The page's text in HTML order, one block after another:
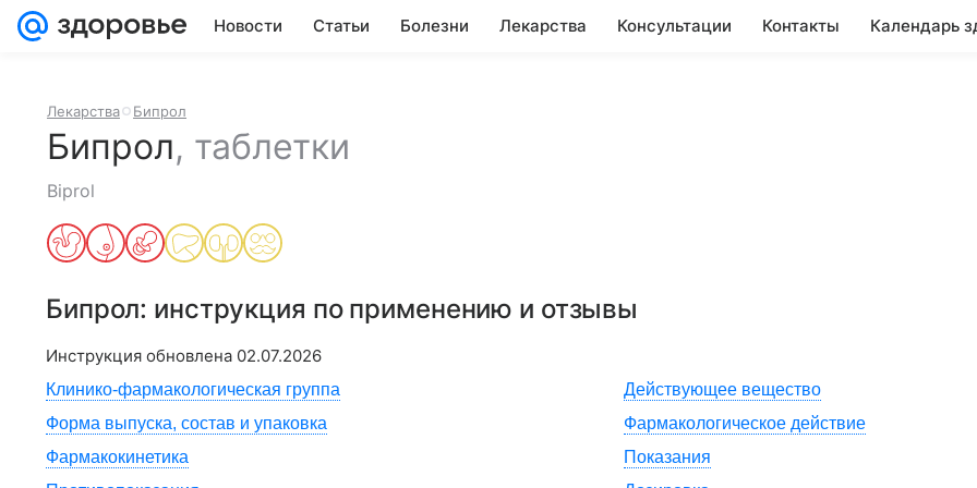
Новости Статьи Болезни Лекарства Консультации Контакты Календарь
Лекарства Бипрол
Бипрол, таблетки
Biprol
Бипрол: инструкция по применению и отзывы
Инструкция обновлена 02.07.2026
Клинико-фармакологическая группа
Действующее вещество
Форма выпуска, состав и упаковка
Фармакологическое действие
Фармакокинетика
Показания